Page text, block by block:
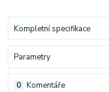
Kompletní specifikace
Parametry
Komentáře
0